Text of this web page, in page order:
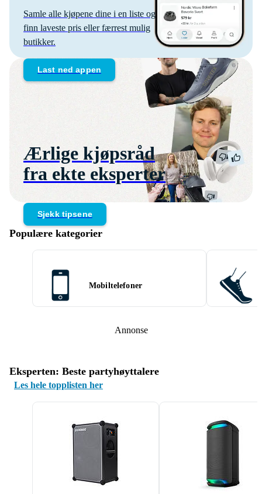
Samle alle kjøpene dine i en liste og
finn laveste pris eller færrest mulig
butikker.
Last ned appen
Ærlige kjøpsråd
fra ekte eksperter
Sjekk tipsene
Populære kategorier
Mobiltelefoner
Annonse
Eksperten: Beste partyhøyttalere
Les hele topplisten her